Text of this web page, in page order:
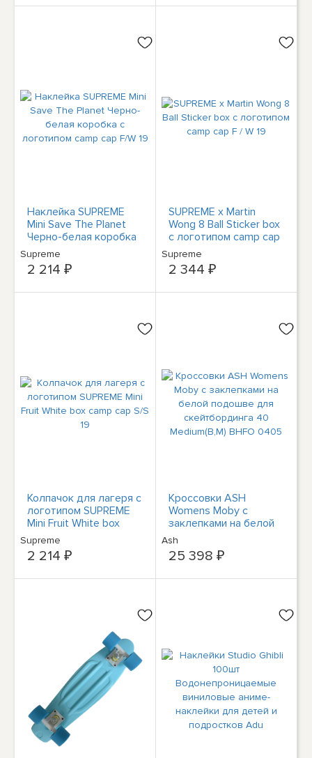
Наклейка SUPREME
Mini Save The Planet
Черно-белая коробка
с логотипом camp cap
F/W 19
Supreme
2 214 ₽
SUPREME x Martin
Wong 8 Ball Sticker box
с логотипом camp cap
F / W 19
Supreme
2 344 ₽
Колпачок для лагеря с
логотипом SUPREME
Mini Fruit White box
camp cap S/S 19
Supreme
2 214 ₽
Кроссовки ASH
Womens Moby с
заклепками на белой
подошве для
скейтбординга 40
Medium(B,M) BHFO
Ash
25 398 ₽